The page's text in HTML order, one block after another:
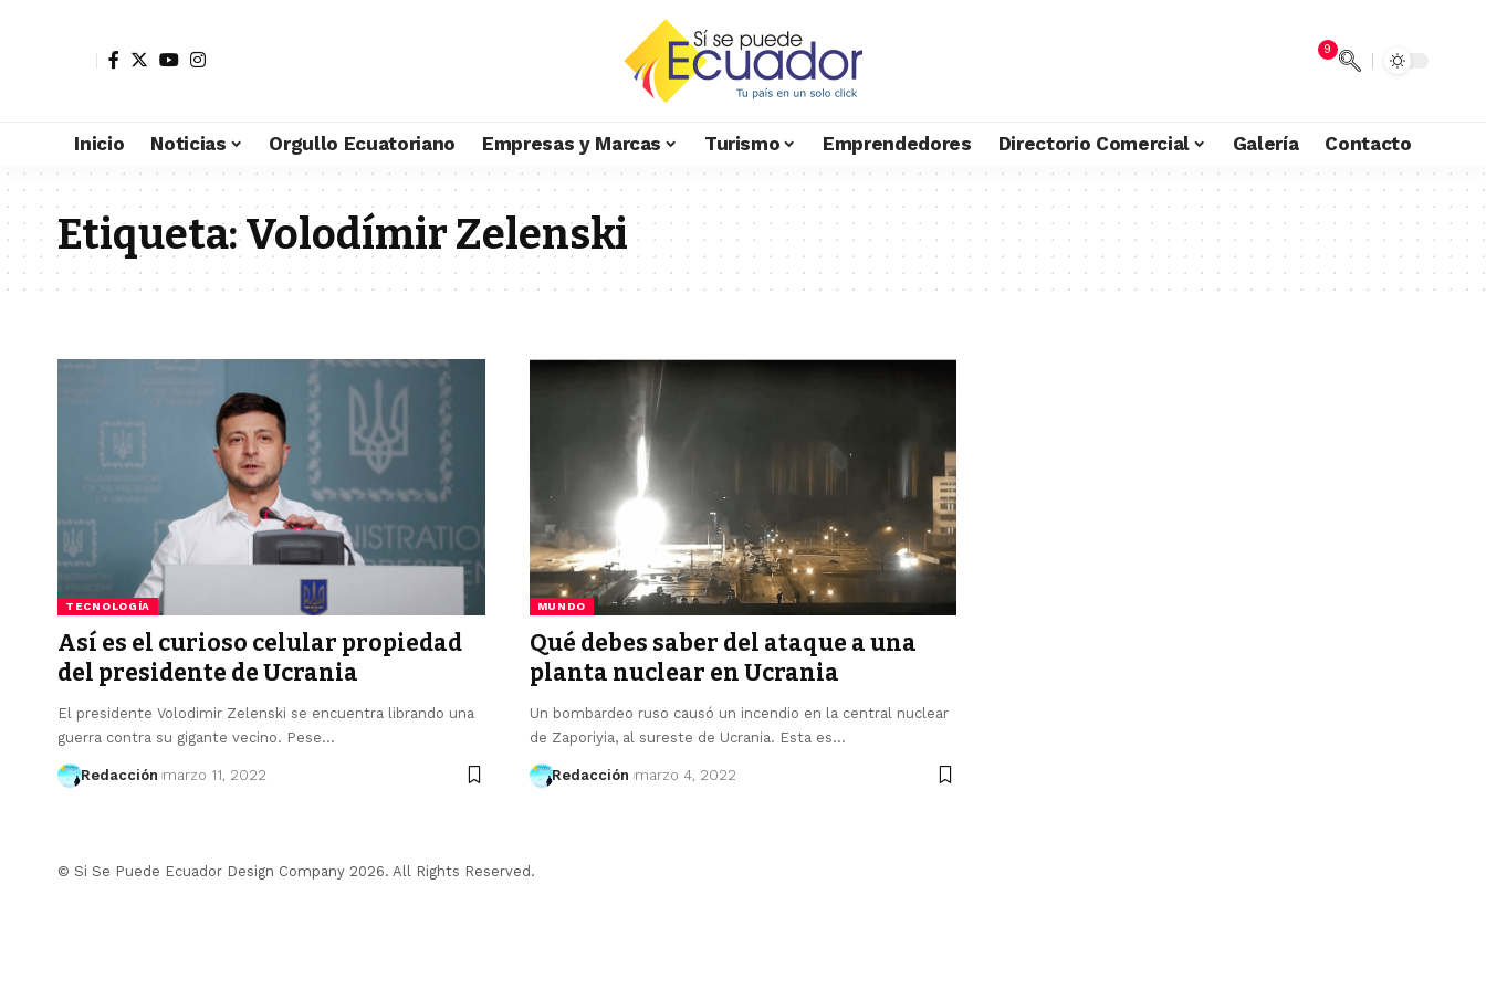
9
Inicio Noticias Orgullo Ecuatoriano Empresas y Marcas Turismo Emprendedores Directorio Comercial Galería Contacto
Etiqueta:Volodímir Zelenski
TECNOLOGÍA
Así es el curioso celular propiedad
del presidente de Ucrania
El presidente Volodimir Zelenski se encuentra librando una
guerra contra su gigante vecino. Pese…
Redacción marzo 11, 2022
MUNDO
Qué debes saber del ataque a una
planta nuclear en Ucrania
Un bombardeo ruso causó un incendio en la central nuclear
de Zaporiyia, al sureste de Ucrania. Esta es…
Redacción marzo 4, 2022
© Si Se Puede Ecuador Design Company 2026. All Rights Reserved.